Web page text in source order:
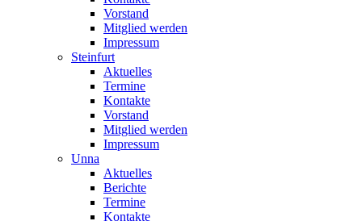
Vorstand
Mitglied werden
Impressum
Steinfurt
Aktuelles
Termine
Kontakte
Vorstand
Mitglied werden
Impressum
Unna
Aktuelles
Berichte
Termine
Kontakte